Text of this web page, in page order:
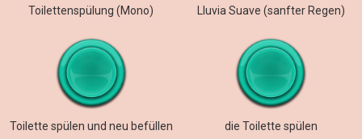
Toilettenspülung (Mono) Lluvia Suave (sanfter Regen)
Toilette spülen und neu befüllen die Toilette spülen